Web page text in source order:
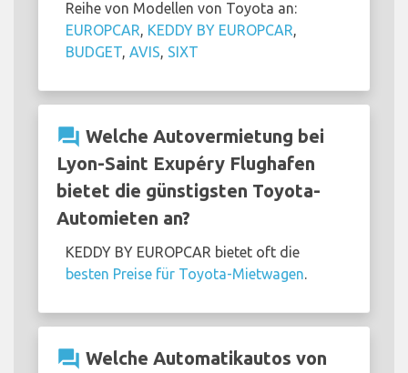
Reihe von Modellen von Toyota an:
EUROPCAR KEDDY BY EUROPCAR
BUDGET AVIS SIXT
question_answer Welche Autovermietung bei
Lyon-Saint Exupéry Flughafen
bietet die günstigsten Toyota-
Automieten an?
KEDDY BY EUROPCAR bietet oft die
besten Preise für Toyota-Mietwagen
question_answer Welche Automatikautos von